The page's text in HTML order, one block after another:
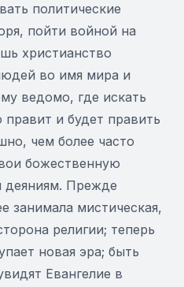
политические
пойти войной на
христианство
во имя мира и
ведомо, где искать
и будет править
чем более часто
божественную
деяниям. Прежде
занимала мистическая,
религии; теперь
новая эра; быть
Евангелие в